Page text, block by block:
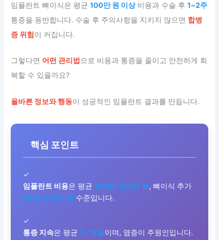
임플란트 뼈이식은 평균100만 원 이상비용과 수술 후1~2주
통증을 동반합니다. 수술 후 주의사항을 지키지 않으면 합병
증 위험이 커집니다.
그렇다면 어떤 관리법으로 비용과 통증을 줄이고 안전하게 회
복할 수 있을까요?
올바른 정보와 행동이 성공적인 임플란트 결과를 만듭니다.
핵심 포인트
✓
임플란트 비용은 평균 150만~250만 원 , 뼈이식 추가
50만~100만 원 수준입니다.
✓
통증 지속은 평균7~14일 이며, 염증이 주원인입니다.